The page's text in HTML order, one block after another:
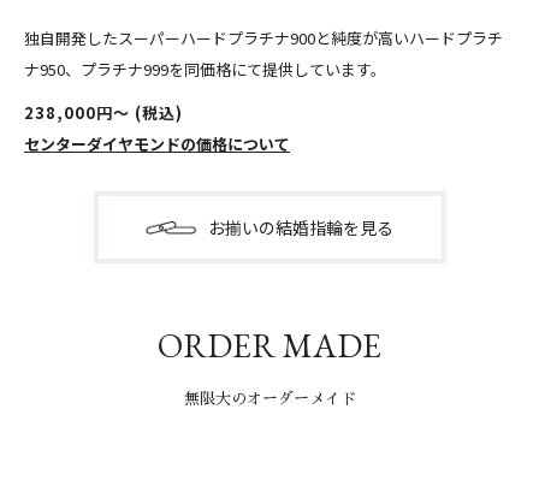
独自開発したスーパーハードプラチナ900と純度が高いハードプラチ
ナ950、プラチナ999を同価格にて提供しています。
238,000円〜 (税込)
センターダイヤモンドの価格について
お揃いの結婚指輪を見る
ORDER MADE
無限大のオーダーメイド